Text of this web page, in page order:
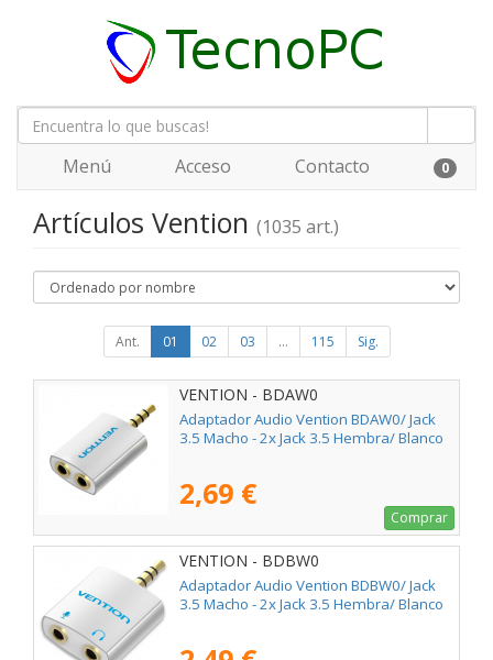
Menú Acceso Contacto 0
Artículos Vention (1035 art.)
Ant. 01 02 03 ... 115 Sig.
VENTION - BDAW0
Adaptador Audio Vention BDAW0/ Jack
3.5 Macho - 2x Jack 3.5 Hembra/ Blanco
2,69 €
Comprar
VENTION - BDBW0
Adaptador Audio Vention BDBW0/ Jack
3.5 Macho - 2x Jack 3.5 Hembra/ Blanco